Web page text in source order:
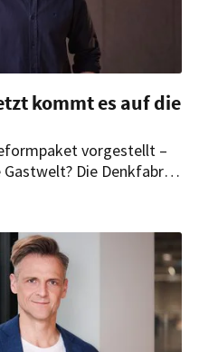
kommt es auf die
vorgestellt –
Die Denkfabrik
Sicht zentrale Fragen